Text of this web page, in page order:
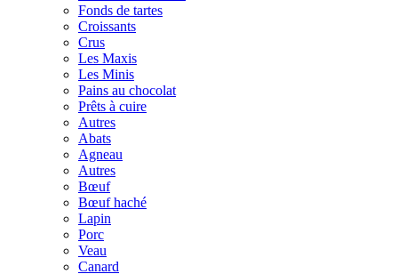
Fonds de tartes
Croissants
Crus
Les Maxis
Les Minis
Pains au chocolat
Prêts à cuire
Autres
Abats
Agneau
Autres
Bœuf
Bœuf haché
Lapin
Porc
Veau
Canard